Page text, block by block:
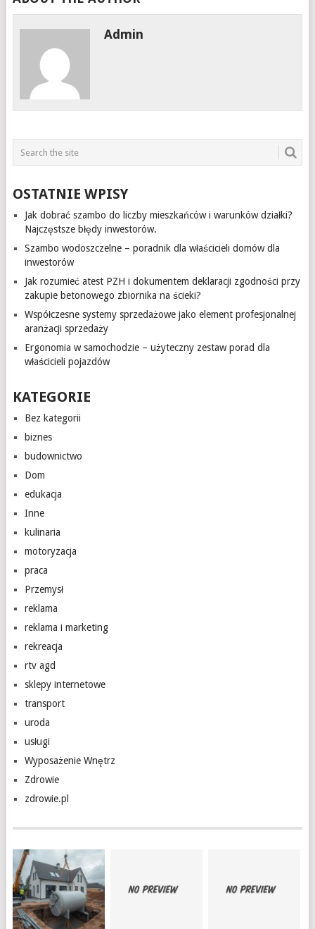
Admin
OSTATNIE WPISY
Jak dobrać szambo do liczby mieszkańców i warunków działki?
Najczęstsze błędy inwestorów.
Szambo wodoszczelne – poradnik dla właścicieli domów dla
inwestorów
Jak rozumieć atest PZH i dokumentem deklaracji zgodności przy
zakupie betonowego zbiornika na ścieki?
Współczesne systemy sprzedażowe jako element profesjonalnej
aranżacji sprzedaży
Ergonomia w samochodzie – użyteczny zestaw porad dla
właścicieli pojazdów
KATEGORIE
Bez kategorii
biznes
budownictwo
Dom
edukacja
Inne
kulinaria
motoryzacja
praca
Przemysł
reklama
reklama i marketing
rekreacja
rtv agd
sklepy internetowe
transport
uroda
usługi
Wyposażenie Wnętrz
Zdrowie
zdrowie.pl